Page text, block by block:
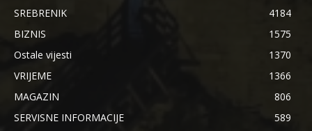
SREBRENIK
4184
BIZNIS
1575
Ostale vijesti
1370
VRIJEME
1366
MAGAZIN
806
SERVISNE INFORMACIJE
589